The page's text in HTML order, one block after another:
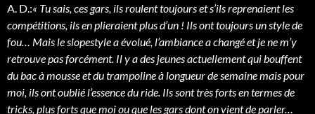
A. D.:« Tu sais, ces gars, ils roulent toujours et s’ils reprenaient les
compétitions, ils en plieraient plus d’un ! Ils ont toujours un style de
fou… Mais le slopestyle a évolué, l’ambiance a changé et je ne m’y
retrouve pas forcément. Il y a des jeunes actuellement qui bouffent
du bac à mousse et du trampoline à longueur de semaine mais pour
moi, ils ont oublié l’essence du ride. Ils sont très forts en termes de
tricks, plus forts que moi ou que les gars dont on vient de parler…